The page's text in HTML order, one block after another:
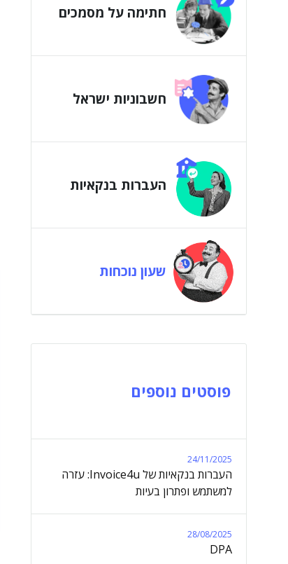
חתימה על מסמכים
חשבוניות ישראל
העברות בנקאיות
שעון נוכחות
פוסטים נוספים
24/11/2025
העברות בנקאיות של Invoice4u: עזרה
למשתמש ופתרון בעיות
28/08/2025
DPA